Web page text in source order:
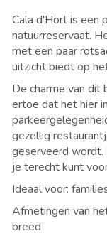
Cala d'Hort is een
natuurreservaat.
met een paar
uitzicht biedt op
De charme van
ertoe dat het hier
gezellig
geserveerd wordt.
je terecht kunt
Ideaal voor:
Afmetingen van
breed